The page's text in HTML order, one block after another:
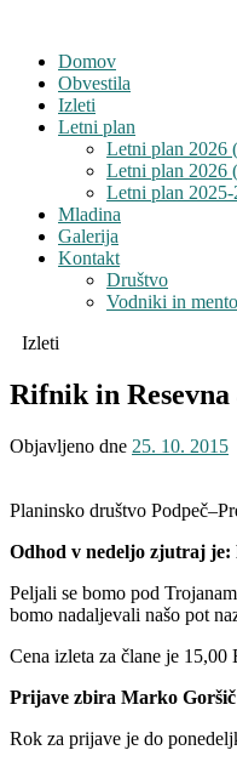
Domov
Obvestila
Izleti
Letni plan
Letni plan 2026
Letni plan 2026
Letni plan
Mladina
Galerija
Kontakt
Društvo
Vodniki in
Izleti
Rifnik in Resevna
Objavljeno dne 25. 10. 2015
Planinsko društvo
Odhod v nedeljo zjutraj je:
Peljali se bomo pod
bomo nadaljevali našo pot
Cena izleta za člane je 15,00
Prijave zbira Marko Goršič
Rok za prijave je do